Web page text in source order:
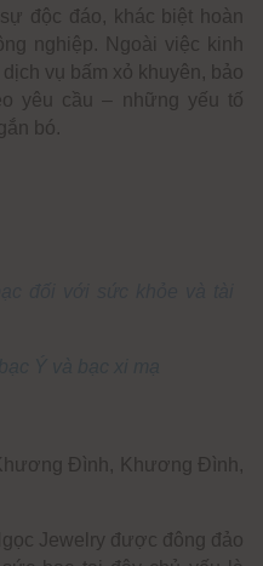
độc đáo, khác biệt hoàn
nghiệp. Ngoài việc kinh
vụ bấm xỏ khuyên, bảo
yêu cầu – những yếu tố
bó.
Đình, Khương Đình,
Jewelry được đông đảo